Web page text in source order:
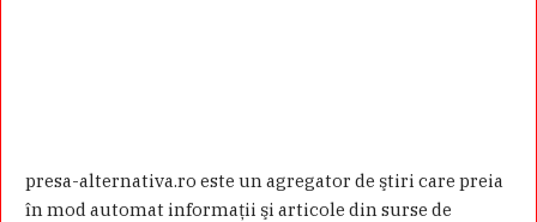
presa-alternativa.ro este un agregator de ştiri care preia
în mod automat informaţii şi articole din surse de